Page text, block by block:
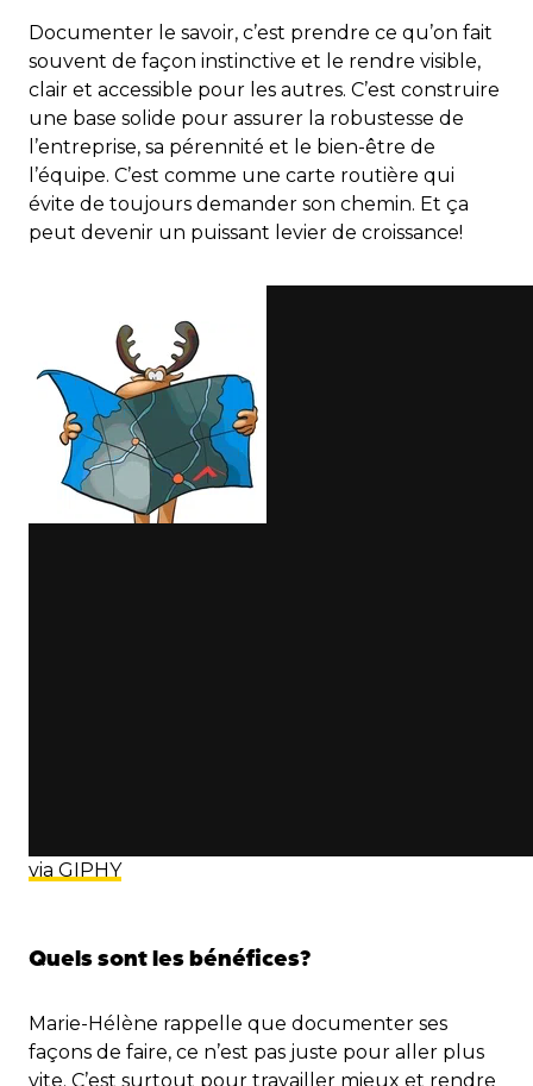
Documenter le savoir, c’est prendre ce qu’on fait
souvent de façon instinctive et le rendre visible,
clair et accessible pour les autres. C’est construire
une base solide pour assurer la robustesse de
l’entreprise, sa pérennité et le bien-être de
l’équipe. C’est comme une carte routière qui
évite de toujours demander son chemin. Et ça
peut devenir un puissant levier de croissance!
via GIPHY
Quels sont les bénéfices?
Marie-Hélène rappelle que documenter ses
façons de faire, ce n’est pas juste pour aller plus
vite. C’est surtout pour travailler mieux et rendre